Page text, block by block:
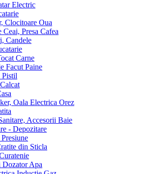
Electric
Clocitoare Oua
Ceai, Presa Cafea
Candele
Carne
Facut Paine
Pistil
Oala Electrica Orez
Accesorii Baie
- Depozitare
din Sticla
Dozator Apa